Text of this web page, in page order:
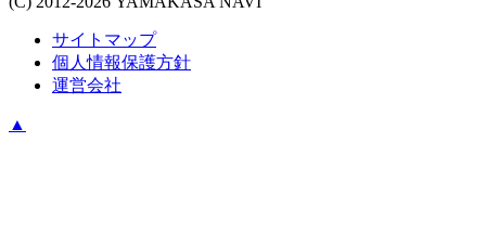
サイトマップ
個人情報保護方針
運営会社
▲